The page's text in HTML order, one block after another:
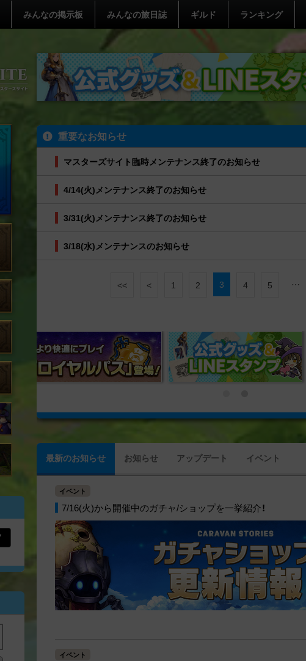
みんなの掲示板 みんなの旅日誌 ギルド ランキング
重要なお知らせ
マスターズサイト臨時メンテナンス終了のお知らせ
4/14(火)メンテナンス終了のお知らせ
3/31(火)メンテナンス終了のお知らせ
3/18(水)メンテナンスのお知らせ
<< < 1 2 3 4 5 …
最新のお知らせ お知らせ アップデート イベント
イベント
7/16(火)から開催中のガチャ/ショップを一挙紹介！
イベント